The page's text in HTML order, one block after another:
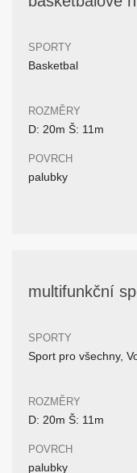
SPORTY
Basketbal
ROZMĚRY
D: 20m Š: 11m
POVRCH
palubky
multifunkční
SPORTY
Sport pro všechny,
ROZMĚRY
D: 20m Š: 11m
POVRCH
palubky